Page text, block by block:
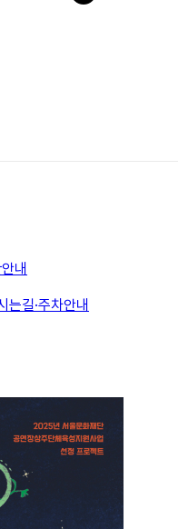
내
는길·주차안내